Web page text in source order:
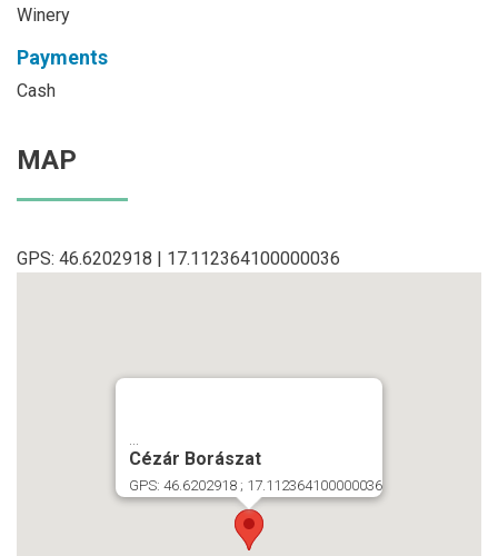
Winery
Payments
Cash
MAP
GPS: 46.6202918 | 17.112364100000036
...
Cézár Borászat
GPS: 46.6202918 ; 17.112364100000036